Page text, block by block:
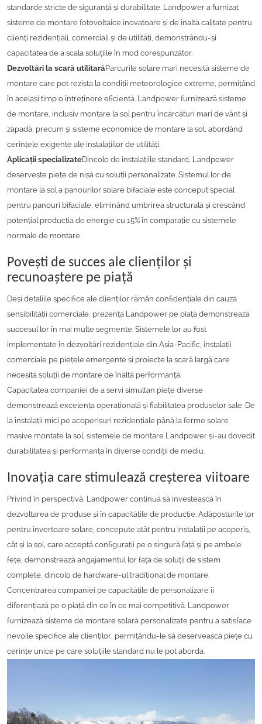
standarde stricte de siguranță și durabilitate. Landpower a furnizat
sisteme de montare fotovoltaice inovatoare și de înaltă calitate pentru
clienți rezidențiali, comerciali și de utilități, demonstrându-și
capacitatea de a scala soluțiile în mod corespunzător.
Dezvoltări la scară utilitară Parcurile solare mari necesită sisteme de
montare care pot rezista la condiții meteorologice extreme, permițând
în același timp o întreținere eficientă. Landpower furnizează sisteme
de montare, inclusiv montare la sol pentru încărcături mari de vânt și
zăpadă, precum și sisteme economice de montare la sol, abordând
cerințele exigente ale instalațiilor de utilități.
Aplicații specializateDincolo de instalațiile standard, Landpower
deservește piețe de nișă cu soluții personalizate. Sistemul lor de
montare la sol a panourilor solare bifaciale este conceput special
pentru panouri bifaciale, eliminând umbrirea structurală și crescând
potențial producția de energie cu 15% în comparație cu sistemele
normale de montare.
Povești de succes ale clienților și
recunoaștere pe piață
Deși detaliile specifice ale clienților rămân confidențiale din cauza
sensibilității comerciale, prezența Landpower pe piață demonstrează
succesul lor în mai multe segmente. Sistemele lor au fost
implementate în dezvoltări rezidențiale din Asia-Pacific, instalații
comerciale pe piețele emergente și proiecte la scară largă care
necesită soluții de montare de înaltă performanță.
Capacitatea companiei de a servi simultan piețe diverse
demonstrează excelența operațională și fiabilitatea produselor sale. De
la instalații mici pe acoperișuri rezidențiale până la ferme solare
masive montate la sol, sistemele de montare Landpower și-au dovedit
durabilitatea și performanța în diverse condiții de mediu.
Inovația care stimulează creșterea viitoare
Privind în perspectivă, Landpower continuă să investească în
dezvoltarea de produse și în capacitățile de producție. Adăposturile lor
pentru invertoare solare, concepute atât pentru instalații pe acoperiș,
cât și la sol, care acceptă configurații pe o singură față și pe ambele
fețe, demonstrează angajamentul lor față de soluții de sistem
complete, dincolo de hardware-ul tradițional de montare.
Concentrarea companiei pe capacitățile de personalizare îi
diferențiază pe o piață din ce în ce mai competitivă. Landpower
furnizează sisteme de montare solară personalizate pentru a satisface
nevoile specifice ale clienților, permițându-le să deservească piețe cu
cerințe unice pe care soluțiile standard nu le pot aborda.